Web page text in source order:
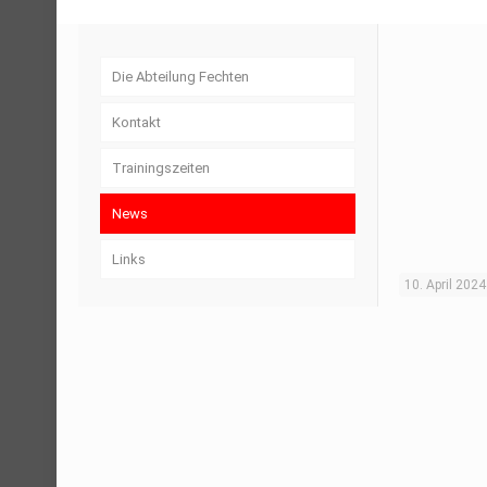
10. April 2024
Die Abteilung Fechten
Kontakt
Trainingszeiten
News
Links